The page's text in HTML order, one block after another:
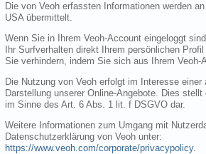
Die von Veoh erfassten Informationen werden
USA übermittelt.
Wenn Sie in Ihrem Veoh-Account eingeloggt
Ihr Surfverhalten direkt Ihrem persönlichen
Sie verhindern, indem Sie sich aus Ihrem Veoh-
Die Nutzung von Veoh erfolgt im Interesse einer
Darstellung unserer Online-Angebote. Dies
im Sinne des Art. 6 Abs. 1 lit. f DSGVO dar.
Weitere Informationen zum Umgang mit
Datenschutzerklärung von Veoh unter:
https://www.veoh.com/corporate/privacypolicy.